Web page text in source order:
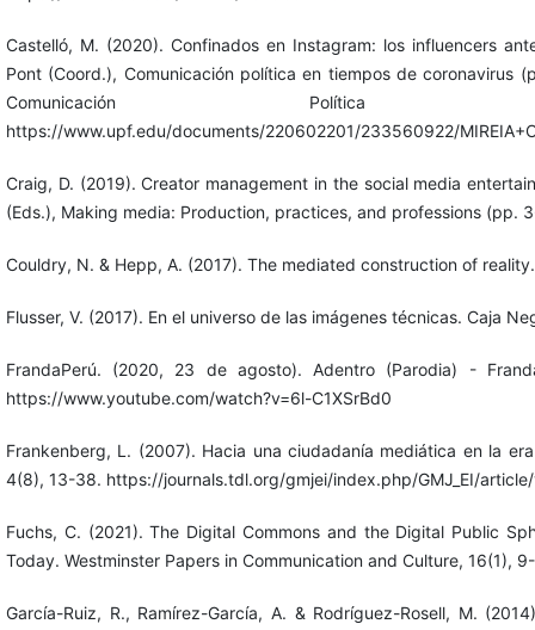
Castelló, M. (2020). Confinados en Instagram: los influencers
Pont (Coord.), Comunicación política en tiempos de coronavirus
Comunicación Política
https://www.upf.edu/documents/220602201/233560922/
Craig, D. (2019). Creator management in the social media
(Eds.), Making media: Production, practices, and professions (pp.
Couldry, N. & Hepp, A. (2017). The mediated construction of
Flusser, V. (2017). En el universo de las imágenes técnicas. Caja
FrandaPerú. (2020, 23 de agosto). Adentro (Parodia) -
https://www.youtube.com/watch?v=6l-C1XSrBd0
Frankenberg, L. (2007). Hacia una ciudadanía mediática en la
4(8), 13-38. https://journals.tdl.org/gmjei/index.php/GMJ_EI/
Fuchs, C. (2021). The Digital Commons and the Digital Public
Today. Westminster Papers in Communication and Culture, 16(1),
García-Ruiz, R., Ramírez-García, A. & Rodríguez-Rosell, M.